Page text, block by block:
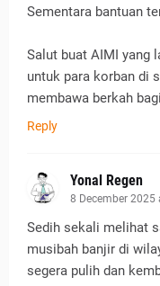
Sementara bantuan
Salut buat AIMI yang
untuk para korban di
membawa berkah
Reply
Yonal Regen
8 December 2025
Sedih sekali melihat
musibah banjir di
segera pulih dan